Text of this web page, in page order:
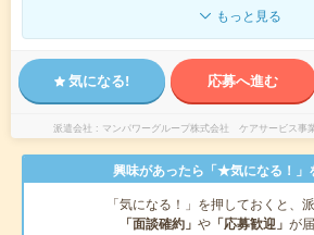
もっと見る
気になる! 応募へ進む
派遣会社 マンパワーグループ株式会社 ケアサービス事
興味があったら「★気になる！」
「気になる！」を押しておくと、
「面談確約」 や 「応募歓迎」 が